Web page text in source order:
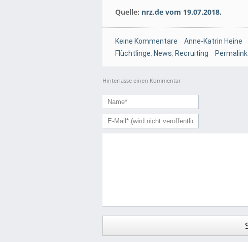
Quelle: nrz.de vom 19.07.2018.
Keine Kommentare Anne-Katrin Heine
Flüchtlinge, News, Recruiting Permalink
Hinterlasse einen Kommentar